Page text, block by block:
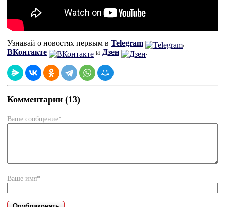
Узнавай о новостях первым в Telegram
,
ВКонтакте
и Дзен .
Комментарии (13)
Ваше сообщение*
Ваше имя*